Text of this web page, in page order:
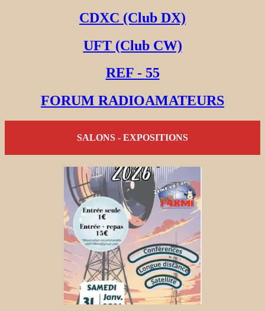
CDXC (Club DX)
UFT (Club CW)
REF - 55
FORUM RADIOAMATEURS
SALONS - EXPOSITIONS